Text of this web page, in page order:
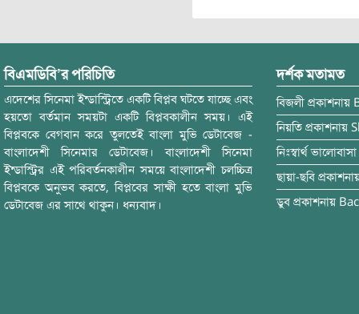
বিএমডিবি’র পরিচিতি
এদেশের সিনেমা ইন্ডাস্ট্রিতে একটি বিপ্লব ঘটতে যাচ্ছে এবং
হয়তো বর্তমান সময়টা একটি বিপ্লবকালীন সময়। এই
বিপ্লবকে বেগবান করে তুলতেই বাংলা মুভি ডেটাবেজ -
বাংলাদেশী সিনেমার ডেটাবেজ। বাংলাদেশী সিনেমা
ইন্ডাস্ট্রির এই পরিবর্তনকালীন সময়ে বাংলাদেশী চলচ্চিত্র
বিপ্লবকে অনুভব করতে, বিপ্লবের সাক্ষী হতে বাংলা মুভি
ডেটাবেজ এর সাথে থাকুন। ধন্যবাদ।
দর্শক মতামত
বিজলী প্রকাশনায়
নিয়তি প্রকাশনায়
নিঃস্বার্থ ভালোবাসা
ছায়া-ছবি
ডুব প্রকাশনায়